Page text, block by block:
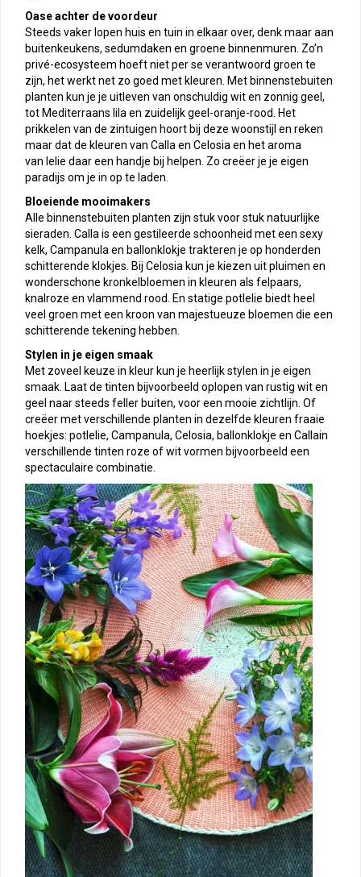
Oase achter de voordeur
Steeds vaker lopen huis en tuin in elkaar over, denk maar aan
buitenkeukens, sedumdaken en groene binnenmuren. Zo’n
privé-ecosysteem hoeft niet per se verantwoord groen te
zijn, het werkt net zo goed met kleuren. Met binnenstebuiten
planten kun je je uitleven van onschuldig wit en zonnig geel,
tot Mediterraans lila en zuidelijk geel-oranje-rood. Het
prikkelen van de zintuigen hoort bij deze woonstijl en reken
maar dat de kleuren van Calla en Celosia en het aroma
van lelie daar een handje bij helpen. Zo creëer je je eigen
paradijs om je in op te laden.
Bloeiende mooimakers
Alle binnenstebuiten planten zijn stuk voor stuk natuurlijke
sieraden. Calla is een gestileerde schoonheid met een sexy
kelk, Campanula en ballonklokje trakteren je op honderden
schitterende klokjes. Bij Celosia kun je kiezen uit pluimen en
wonderschone kronkelbloemen in kleuren als felpaars,
knalroze en vlammend rood. En statige potlelie biedt heel
veel groen met een kroon van majestueuze bloemen die een
schitterende tekening hebben.
Stylen in je eigen smaak
Met zoveel keuze in kleur kun je heerlijk stylen in je eigen
smaak. Laat de tinten bijvoorbeeld oplopen van rustig wit en
geel naar steeds feller buiten, voor een mooie zichtlijn. Of
creëer met verschillende planten in dezelfde kleuren fraaie
hoekjes: potlelie, Campanula, Celosia, ballonklokje en Callain
verschillende tinten roze of wit vormen bijvoorbeeld een
spectaculaire combinatie.